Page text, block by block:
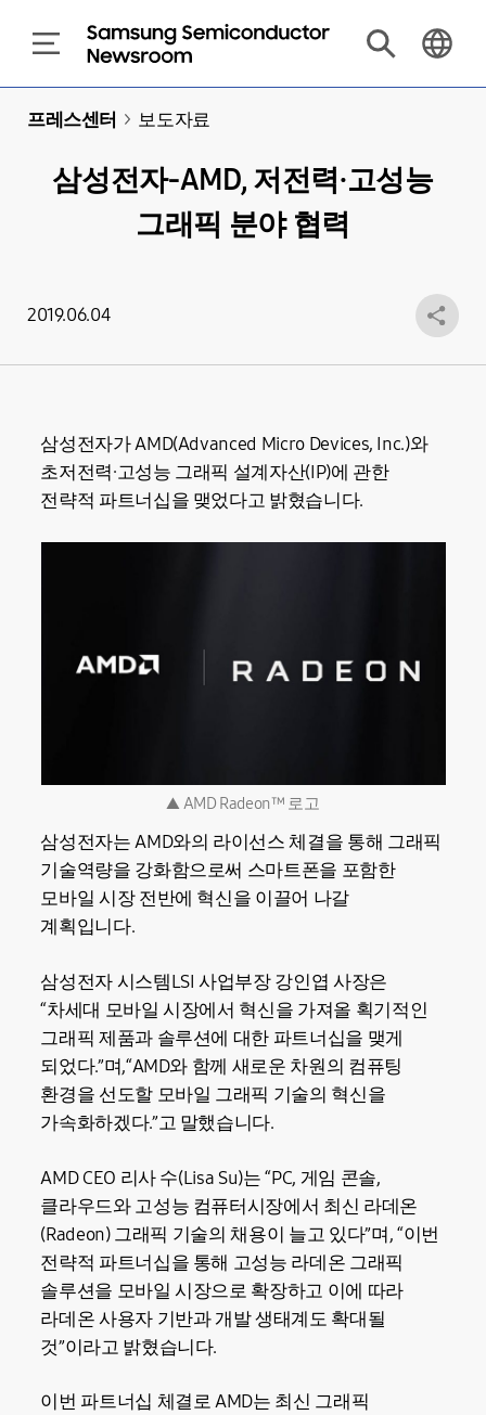
프레스센터 > 보도자료
삼성전자-AMD, 저전력·고성능
그래픽 분야 협력
2019.06.04
삼성전자가 AMD(Advanced Micro Devices, Inc.)와
초저전력·고성능 그래픽 설계자산(IP)에 관한
전략적 파트너십을 맺었다고 밝혔습니다.
▲ AMD Radeon™ 로고
삼성전자는 AMD와의 라이선스 체결을 통해 그래픽
기술역량을 강화함으로써 스마트폰을 포함한
모바일 시장 전반에 혁신을 이끌어 나갈
계획입니다.
삼성전자 시스템LSI 사업부장 강인엽 사장은
“차세대 모바일 시장에서 혁신을 가져올 획기적인
그래픽 제품과 솔루션에 대한 파트너십을 맺게
되었다.”며,“AMD와 함께 새로운 차원의 컴퓨팅
환경을 선도할 모바일 그래픽 기술의 혁신을
가속화하겠다.”고 말했습니다.
AMD CEO 리사 수(Lisa Su)는 “PC, 게임 콘솔,
클라우드와 고성능 컴퓨터시장에서 최신 라데온
(Radeon) 그래픽 기술의 채용이 늘고 있다”며, “이번
전략적 파트너십을 통해 고성능 라데온 그래픽
솔루션을 모바일 시장으로 확장하고 이에 따라
라데온 사용자 기반과 개발 생태계도 확대될
것”이라고 밝혔습니다.
이번 파트너십 체결로 AMD는 최신 그래픽